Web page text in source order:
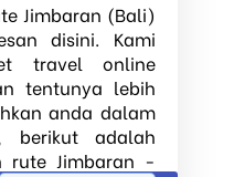
Jimbaran (Bali)
disini. Kami
travel online
tentunya lebih
anda dalam
berikut adalah
rute Jimbaran -